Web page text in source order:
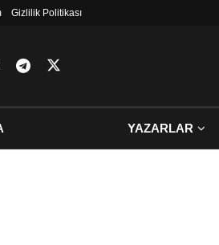
Gizlilik Politikası
YAZARLAR